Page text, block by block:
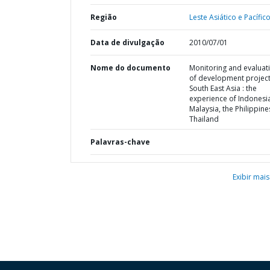
Região Leste Asiático e
Data de divulgação 2010/07/01
Nome do documento
Monitoring and
of development
South East Asia : the
experience of
Malaysia, the
Thailand
Palavras-chave
Exibir mais